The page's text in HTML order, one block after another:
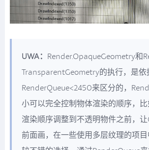
UWA： Render.OpaqueGeometry和
TransparentGeometry的执行，是依
RenderQueue<2450来区分的，
小可以完全控制物体渲染的顺序，
渲染顺序调整到不透明物件之前，让
前面画，在一些使用多层纹理的项